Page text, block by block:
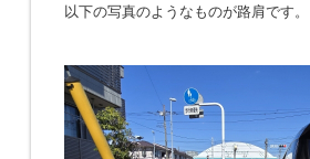
以下の写真のようなものが路肩です。